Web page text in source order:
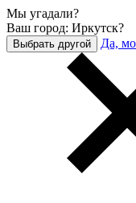
Мы угадали?
Ваш город: Иркутск?
Выбрать другой Да,